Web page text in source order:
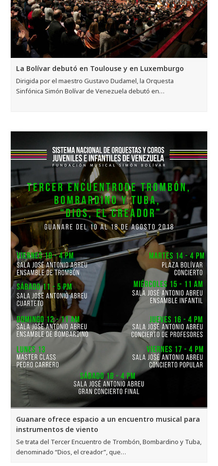
La Bolívar debutó en Toulouse y en Luxemburgo
Dirigida por el maestro Gustavo Dudamel, la Orquesta
Sinfónica Simón Bolívar de Venezuela debutó en…
Guanare ofrece espacio a un encuentro musical para
instrumentos de viento
Se trata del Tercer Encuentro de Trombón, Bombardino y Tuba,
denominado “Dios, el creador”, que…